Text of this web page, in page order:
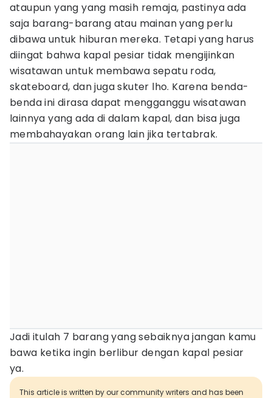
ataupun yang yang masih remaja, pastinya ada
saja barang-barang atau mainan yang perlu
dibawa untuk hiburan mereka. Tetapi yang harus
diingat bahwa kapal pesiar tidak mengijinkan
wisatawan untuk membawa sepatu roda,
skateboard, dan juga skuter lho. Karena benda-
benda ini dirasa dapat mengganggu wisatawan
lainnya yang ada di dalam kapal, dan bisa juga
membahayakan orang lain jika tertabrak.
Jadi itulah 7 barang yang sebaiknya jangan kamu
bawa ketika ingin berlibur dengan kapal pesiar
ya.
This article is written by our community writers and has been